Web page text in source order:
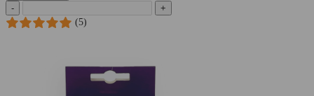
-
+
(5)